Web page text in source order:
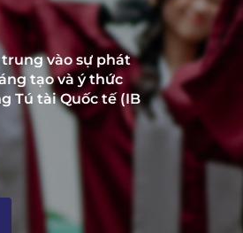
vào sự phát
tạo và ý thức
Tú tài Quốc tế (IB